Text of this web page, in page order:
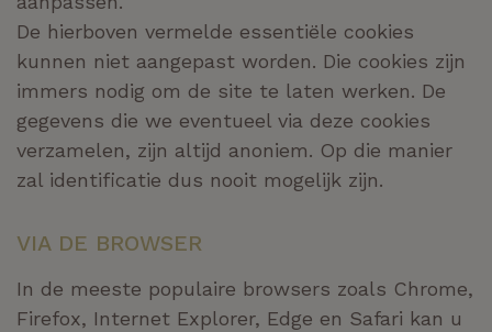
De hierboven vermelde essentiële cookies
kunnen niet aangepast worden. Die cookies zijn
immers nodig om de site te laten werken. De
gegevens die we eventueel via deze cookies
verzamelen, zijn altijd anoniem. Op die manier
zal identificatie dus nooit mogelijk zijn.
VIA DE BROWSER
In de meeste populaire browsers zoals Chrome,
Firefox, Internet Explorer, Edge en Safari kan u